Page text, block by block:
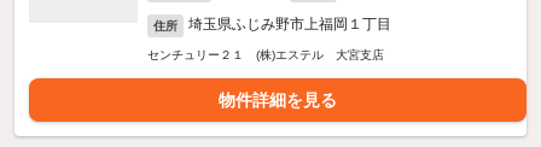
住所 埼玉県ふじみ野市上福岡１丁目
センチュリー２１ (株)エステル 大宮支店
物件詳細を見る